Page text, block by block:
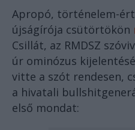
Apropó, történelem-
újságírója csütörtökön
Csillát, az RMDSZ
úr ominózus
vitte a szót rendesen,
a hivatali
első mondat: